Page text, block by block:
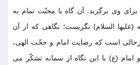
وى برگزيد. آن گاه با محبّت تمام به
السلام) نگريست؛ نگاهى كه از آن
است كه رضايت امام و حجّت الهى،
(ع) با اين نگاه از سمانه تشكّر مى